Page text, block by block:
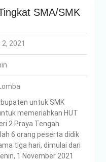
SMA/SMK
2021
Lomba
untuk SMK
memeriahkan HUT
2 Praya Tengah
6 orang peserta didik
tiga hari, dimulai dari
1 November 2021